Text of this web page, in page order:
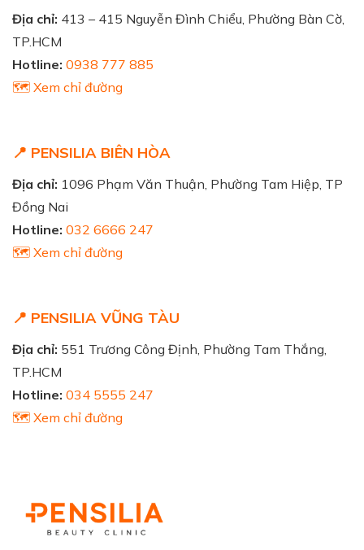
Địa chỉ: 413 – 415 Nguyễn Đình Chiểu, Phường Bàn Cờ,
TP.HCM
Hotline: 0938 777 885
🗺️ Xem chỉ đường
📍 PENSILIA BIÊN HÒA
Địa chỉ: 1096 Phạm Văn Thuận, Phường Tam Hiệp, TP
Đồng Nai
Hotline: 032 6666 247
🗺️ Xem chỉ đường
📍 PENSILIA VŨNG TÀU
Địa chỉ: 551 Trương Công Định, Phường Tam Thắng,
TP.HCM
Hotline: 034 5555 247
🗺️ Xem chỉ đường